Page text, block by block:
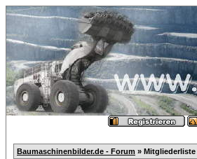
Baumaschinenbilder.de - Forum » Mitgliederliste